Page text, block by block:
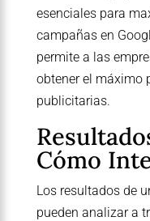
esenciales para
campañas en
permite a las
obtener el máximo
publicitarias.
Cómo
Los resultados de
pueden analizar a